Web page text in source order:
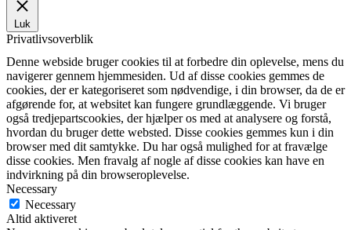
Luk
Privatlivsoverblik
Denne webside bruger cookies til at forbedre din oplevelse, mens du
navigerer gennem hjemmesiden. Ud af disse cookies gemmes de
cookies, der er kategoriseret som nødvendige, i din browser, da de er
afgørende for, at websitet kan fungere grundlæggende. Vi bruger
også tredjepartscookies, der hjælper os med at analysere og forstå,
hvordan du bruger dette websted. Disse cookies gemmes kun i din
browser med dit samtykke. Du har også mulighed for at fravælge
disse cookies. Men fravalg af nogle af disse cookies kan have en
indvirkning på din browseroplevelse.
Necessary
Necessary
Altid aktiveret